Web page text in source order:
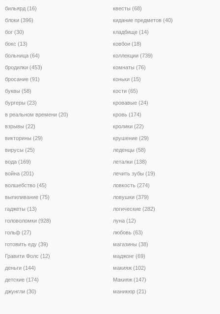
бильярд (16)
блоки (396)
бог (30)
бокс (13)
больница (64)
бродилки (453)
бросание (91)
буквы (58)
бургеры (23)
в реальном времени (20)
взрывы (22)
викторины (29)
вирусы (25)
вода (169)
война (201)
волшебство (45)
выпиливание (75)
гаджеты (13)
головоломки (928)
гольф (27)
готовить еду (39)
Гравити Фолс (12)
деньги (144)
детские (174)
джунгли (30)
квесты (68)
кидание предметов (40)
кладбище (14)
ковбои (18)
коллекции (739)
комнаты (76)
коньки (15)
кости (65)
кровавые (24)
кровь (174)
кролики (22)
крушение (29)
леденцы (58)
леталки (138)
лечить зубы (19)
ловкость (274)
ловушки (379)
логические (282)
луна (12)
любовь (63)
магазины (38)
маджонг (69)
макияж (102)
Макияж (147)
маникюр (21)